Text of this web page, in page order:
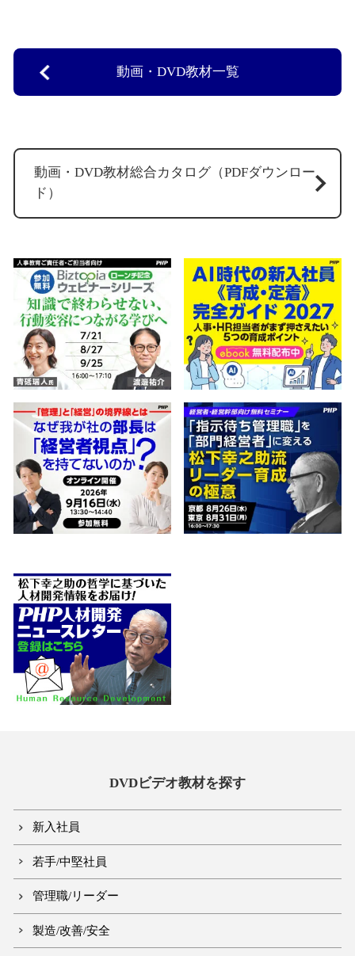
動画・DVD教材一覧
動画・DVD教材総合カタログ（PDFダウンロー
ド）
DVDビデオ教材を探す
新入社員
若手/中堅社員
管理職/リーダー
製造/改善/安全